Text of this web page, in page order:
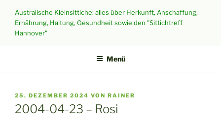
Inhalt
springen
Australische Kleinsittiche: alles über Herkunft, Anschaffung,
Ernährung, Haltung, Gesundheit sowie den "Sittichtreff
Hannover"
Menü
VERÖFFENTLICHT
AM
25. DEZEMBER 2024 VON RAINER
2004-04-23 – Rosi